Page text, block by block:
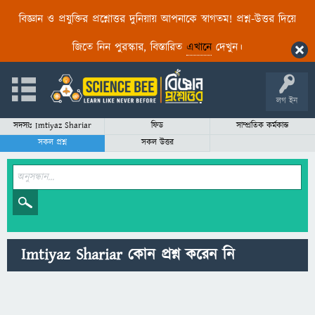
বিজ্ঞান ও প্রযুক্তির প্রশ্নোত্তর দুনিয়ায় আপনাকে স্বাগতম! প্রশ্ন-উত্তর দিয়ে
জিতে নিন পুরস্কার, বিস্তারিত এখানেদেখুন।
লগ ইন
সদস্যঃ Imtiyaz Shariar ফিড
সাম্প্রতিক কর্মকান্ড
সকল প্রশ্ন
সকল উত্তর
Imtiyaz Shariar কোন প্রশ্ন করেন নি